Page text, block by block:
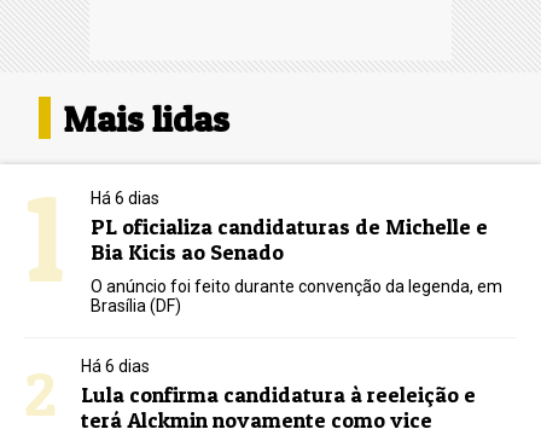
Mais lidas
1 Há 6 dias
PL oficializa candidaturas de Michelle e
Bia Kicis ao Senado
O anúncio foi feito durante convenção da legenda, em
Brasília (DF)
2 Há 6 dias
Lula confirma candidatura à reeleição e
terá Alckmin novamente como vice